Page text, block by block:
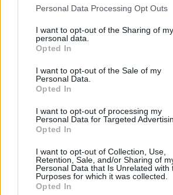
Please note that this website/app uses
not limited to your visit or usage
grant or deny consent to Google and its
use your data for below specified
consent section.
Personal Data Processing Opt Outs
I want to opt-out of the Sharing of my
personal data.
Opted In
I want to opt-out of the Sale of my
Personal Data.
Opted In
I want to opt-out of processing my
Personal Data for Targeted
Opted In
I want to opt-out of Collection, Use,
Retention, Sale, and/or Sharing of
Personal Data that Is Unrelated with
Purposes for which it was collected.
Opted In